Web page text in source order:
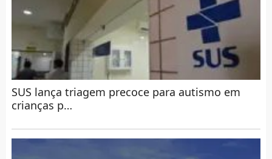
SUS lança triagem precoce para autismo em
crianças p…